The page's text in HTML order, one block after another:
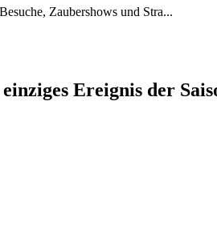
Zaubershows und Stra...
Ereignis der